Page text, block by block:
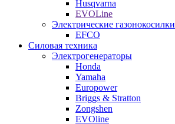
Husqvarna
EVOLine
Электрические газонокосилки
EFCO
Силовая техника
Электрогенераторы
Honda
Yamaha
Europower
Briggs & Stratton
Zongshen
EVOline